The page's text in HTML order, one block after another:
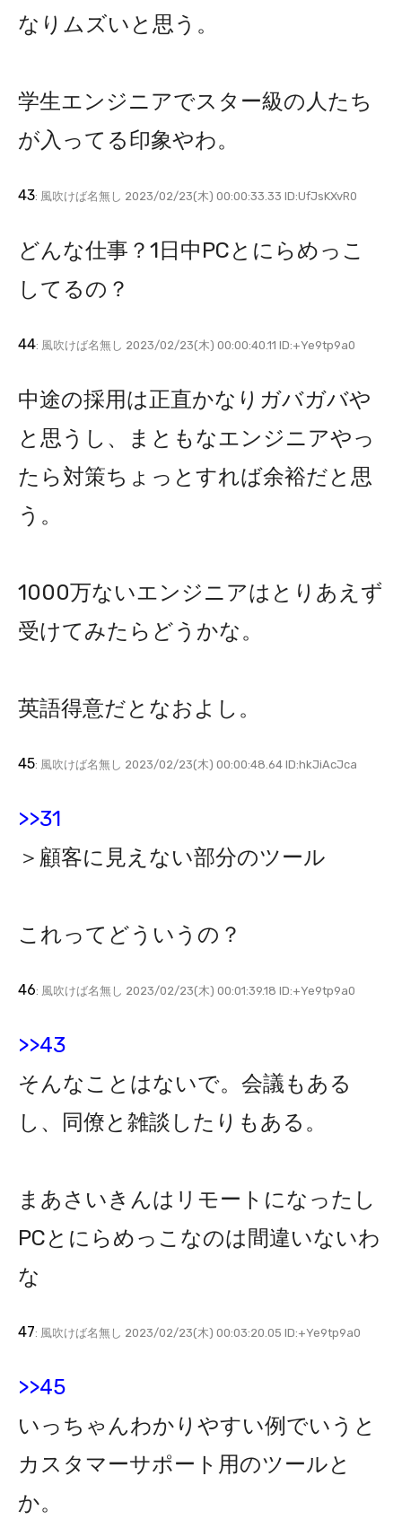
なりムズいと思う。
学生エンジニアでスター級の人たち
が入ってる印象やわ。
43: 風吹けば名無し 2023/02/23(木) 00:00:33.33 ID:UfJsKXvR0
どんな仕事？1日中PCとにらめっこ
してるの？
44: 風吹けば名無し 2023/02/23(木) 00:00:40.11 ID:+Ye9tp9a0
中途の採用は正直かなりガバガバや
と思うし、まともなエンジニアやっ
たら対策ちょっとすれば余裕だと思
う。
1000万ないエンジニアはとりあえず
受けてみたらどうかな。
英語得意だとなおよし。
45: 風吹けば名無し 2023/02/23(木) 00:00:48.64 ID:hkJiAcJca
>>31
＞顧客に見えない部分のツール
これってどういうの？
46: 風吹けば名無し 2023/02/23(木) 00:01:39.18 ID:+Ye9tp9a0
>>43
そんなことはないで。会議もある
し、同僚と雑談したりもある。
まあさいきんはリモートになったし
PCとにらめっこなのは間違いないわ
な
47: 風吹けば名無し 2023/02/23(木) 00:03:20.05 ID:+Ye9tp9a0
>>45
いっちゃんわかりやすい例でいうと
カスタマーサポート用のツールと
か。